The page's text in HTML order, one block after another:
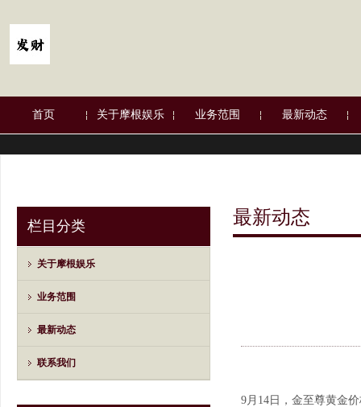
首页 关于摩根娱乐 业务范围 最新动态
栏目分类
关于摩根娱乐
业务范围
最新动态
联系我们
最新动态
9月14日，金至尊黄金